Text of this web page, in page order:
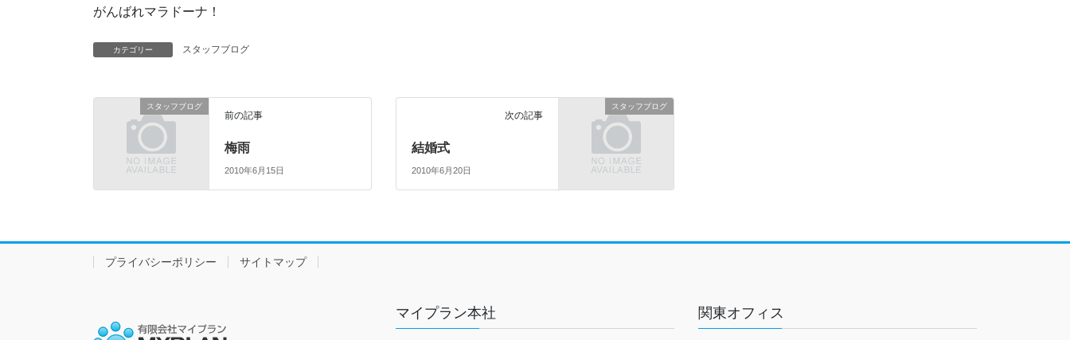
がんばれマラドーナ！
カテゴリー スタッフブログ
スタッフブログ
前の記事
梅雨
2010年6月15日
スタッフブログ
次の記事
結婚式
2010年6月20日
プライバシーポリシー サイトマップ
マイプラン本社 関東オフィス